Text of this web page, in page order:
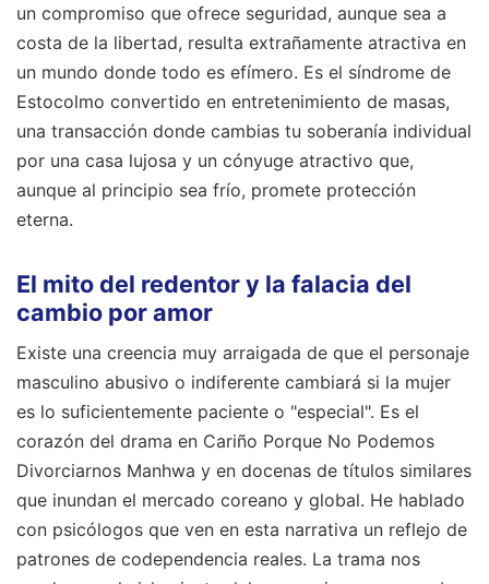
un compromiso que ofrece seguridad, aunque sea a
costa de la libertad, resulta extrañamente atractiva en
un mundo donde todo es efímero. Es el síndrome de
Estocolmo convertido en entretenimiento de masas,
una transacción donde cambias tu soberanía individual
por una casa lujosa y un cónyuge atractivo que,
aunque al principio sea frío, promete protección
eterna.
El mito del redentor y la falacia del
cambio por amor
Existe una creencia muy arraigada de que el personaje
masculino abusivo o indiferente cambiará si la mujer
es lo suficientemente paciente o "especial". Es el
corazón del drama en Cariño Porque No Podemos
Divorciarnos Manhwa y en docenas de títulos similares
que inundan el mercado coreano y global. He hablado
con psicólogos que ven en esta narrativa un reflejo de
patrones de codependencia reales. La trama nos